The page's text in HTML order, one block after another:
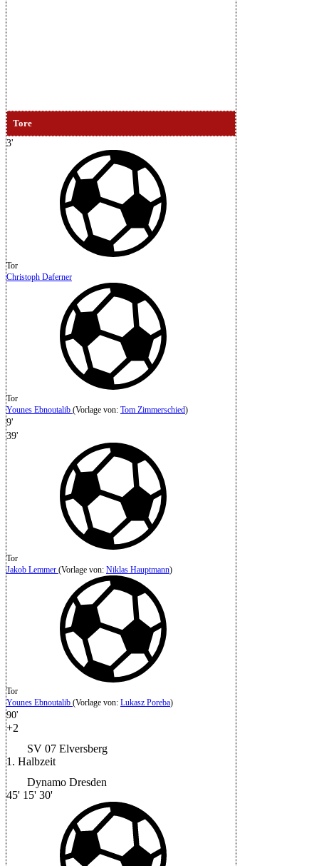
Tore
3'
Tor
Christoph Daferner
Tor
Younes Ebnoutalib (Vorlage von: Tom Zimmerschied)
9'
39'
Tor
Jakob Lemmer (Vorlage von: Niklas Hauptmann)
Tor
Younes Ebnoutalib (Vorlage von: Lukasz Poreba)
90'
+2
SV 07 Elversberg
1. Halbzeit
Dynamo Dresden
45' 15' 30'